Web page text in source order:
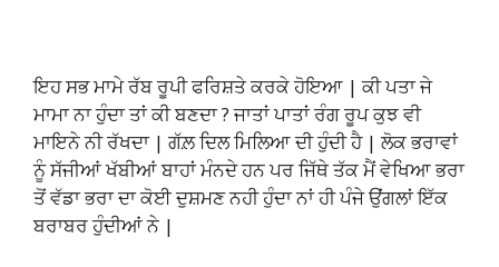
ਇਹ ਸਭ ਮਾਮੇ ਰੱਬ ਰੂਪੀ ਫਰਿਸ਼ਤੇ ਕਰਕੇ ਹੋਇਆ | ਕੀ ਪਤਾ ਜੇ
ਮਾਮਾ ਨਾ ਹੁੰਦਾ ਤਾਂ ਕੀ ਬਣਦਾ ? ਜਾਤਾਂ ਪਾਤਾਂ ਰੰਗ ਰੂਪ ਕੁਝ ਵੀ
ਮਾਇਨੇ ਨੀ ਰੱਖਦਾ | ਗੱਲ਼ ਦਿਲ ਮਿਲਿਆ ਦੀ ਹੁੰਦੀ ਹੈ | ਲੋਕ ਭਰਾਵਾਂ
ਨੂੰ ਸੱਜੀਆਂ ਖੱਬੀਆਂ ਬਾਹਾਂ ਮੰਨਦੇ ਹਨ ਪਰ ਜਿੱਥੇ ਤੱਕ ਮੈਂ ਵੇਖਿਆ ਭਰਾ
ਤੋਂ ਵੱਡਾ ਭਰਾ ਦਾ ਕੋਈ ਦੁਸ਼ਮਣ ਨਹੀ ਹੁੰਦਾ ਨਾਂ ਹੀ ਪੰਜੇ ਉਂਗਲਾਂ ਇੱਕ
ਬਰਾਬਰ ਹੁੰਦੀਆਂ ਨੇ |